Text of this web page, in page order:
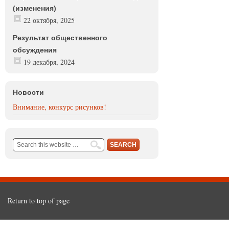
(изменения)
22 октября, 2025
Результат общественного
обсуждения
19 декабря, 2024
Новости
Внимание, конкурс рисунков!
Return to top of page